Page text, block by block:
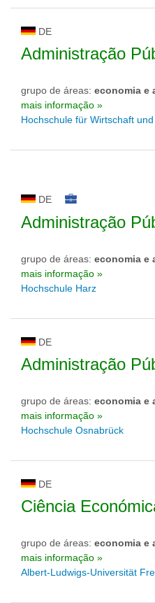
DE
Administração
grupo de áreas: economia e
mais informação »
Hochschule für Wirtschaft
DE
Administração
grupo de áreas: economia e
mais informação »
Hochschule Harz
DE
Administração
grupo de áreas: economia e
mais informação »
Hochschule Osnabrück
DE
Ciência
grupo de áreas: economia e
mais informação »
Albert-Ludwigs-Universität